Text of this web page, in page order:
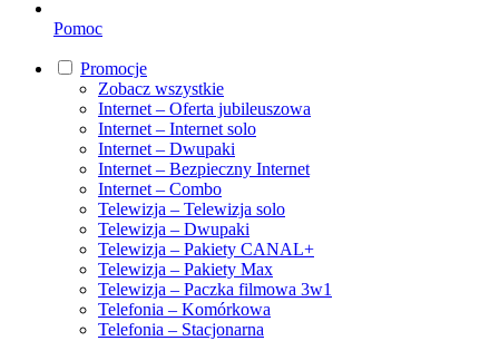
Pomoc
Promocje
Zobacz wszystkie
Internet – Oferta jubileuszowa
Internet – Internet solo
Internet – Dwupaki
Internet – Bezpieczny Internet
Internet – Combo
Telewizja – Telewizja solo
Telewizja – Dwupaki
Telewizja – Pakiety CANAL+
Telewizja – Pakiety Max
Telewizja – Paczka filmowa 3w1
Telefonia – Komórkowa
Telefonia – Stacjonarna